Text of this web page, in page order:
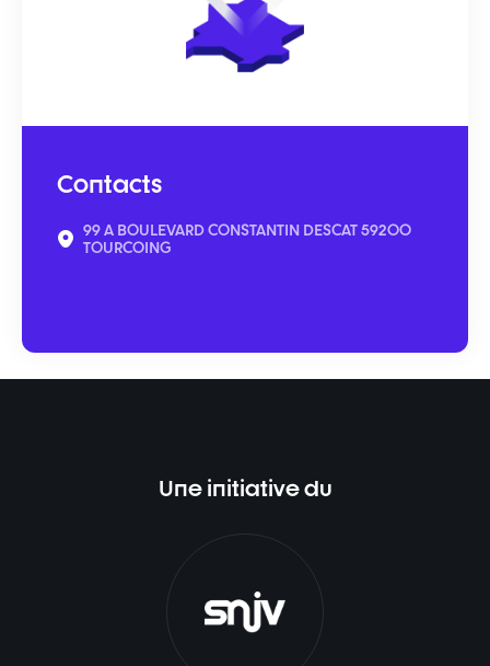
Contacts
99 A BOULEVARD CONSTANTIN DESCAT 59200
TOURCOING
Une initiative du